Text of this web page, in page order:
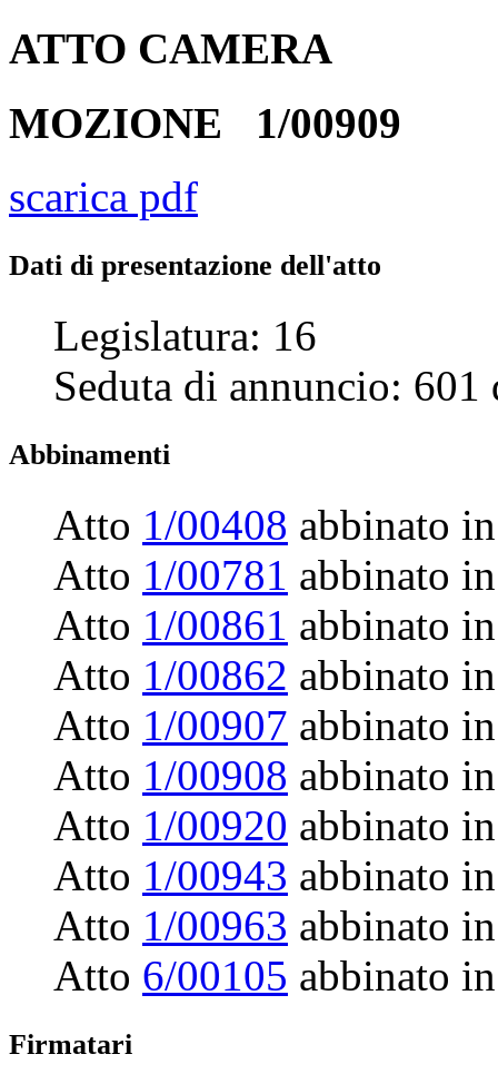
ATTO CAMERA
MOZIONE 1/00909
scarica pdf
Dati di presentazione dell'atto
Legislatura: 16
Seduta di annuncio: 601
Abbinamenti
Atto 1/00408 abbinato
Atto 1/00781 abbinato
Atto 1/00861 abbinato
Atto 1/00862 abbinato
Atto 1/00907 abbinato
Atto 1/00908 abbinato
Atto 1/00920 abbinato
Atto 1/00943 abbinato
Atto 1/00963 abbinato
Atto 6/00105 abbinato
Firmatari